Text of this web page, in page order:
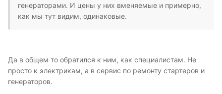
генераторами. И цены у них вменяемые и примерно,
как мы тут видим, одинаковые.
Да в общем то обратился к ним, как специалистам. Не
просто к электрикам, а в сервис по ремонту стартеров и
генераторов.